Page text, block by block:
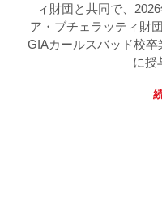
ィ財団と共同で、
ア・ブチェラッティ財
GIAカールスバッド校卒
に授